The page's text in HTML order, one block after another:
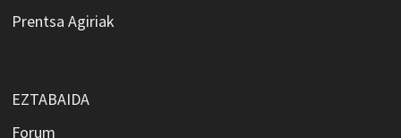
Prentsa Agiriak
EZTABAIDA
Forum